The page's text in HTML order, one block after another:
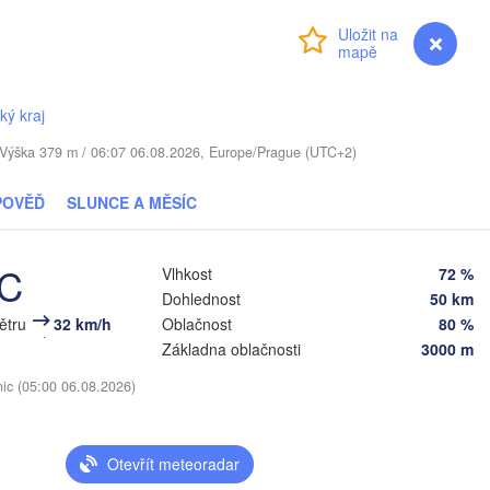
myVentusky Předpověď
kraj
379 m / 06:07 06.08.2026, Europe/Prague (UTC+2)
SLUNCE A MĚSÍC
32 km/h
Vlhkost
72 %
Dohlednost
50 km
Oblačnost
80 %
Základna oblačnosti
3000 m
(05:00 06.08.2026)
Otevřít meteoradar
(Minsk)
Vilnius
(Babrujsk)
Баранавічы
(Baranavičy)
Пінск
Салігорск
(Salihorsk)
(Viciebsk)
BĚLORUSKO